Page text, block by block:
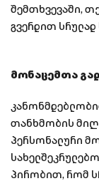
შემთხვევაში,
გვერდით სრულად
მონაცემთა
თანხმობის
პერსონალური
პირობით, რომ